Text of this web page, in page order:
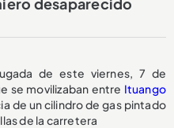
de este viernes, 7 de
se movilizaban entre Ituango
de un cilindro de gas pintado
de la carretera